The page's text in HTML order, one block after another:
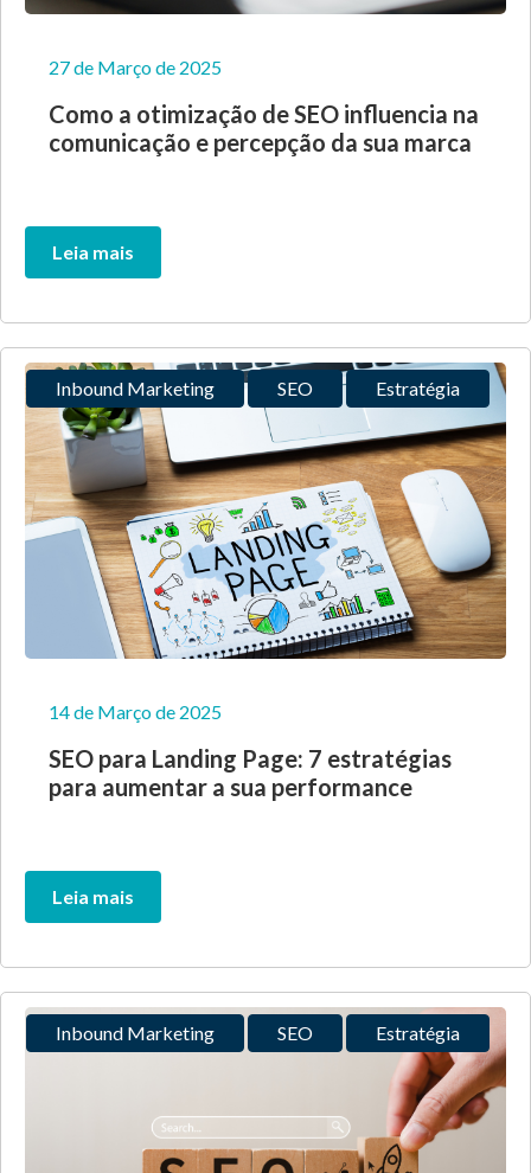
27 de Março de 2025
Como a otimização de SEO influencia na
comunicação e percepção da sua marca
Leia mais
Inbound Marketing SEO Estratégia
14 de Março de 2025
SEO para Landing Page: 7 estratégias
para aumentar a sua performance
Leia mais
Inbound Marketing SEO Estratégia